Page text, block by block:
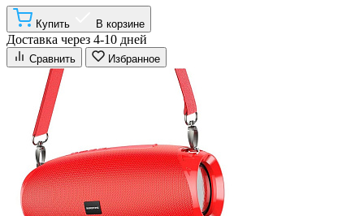
Купить В корзине
Доставка через 4-10 дней
Сравнить Избранное